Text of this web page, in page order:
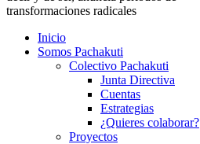
transformaciones radicales
Inicio
Somos Pachakuti
Colectivo Pachakuti
Junta Directiva
Cuentas
Estrategias
¿Quieres colaborar?
Proyectos